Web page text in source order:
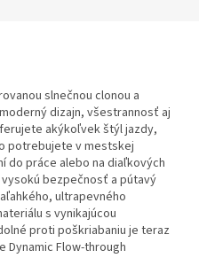
slnečnou clonou a
dizajn, všestrannosť aj
akýkoľvek štýl jazdy,
potrebujete v mestskej
do práce alebo na diaľkových
bezpečnosť a pútavý
ultrapevného
s vynikajúcou
proti poškriabaniu je teraz
Dynamic Flow-through